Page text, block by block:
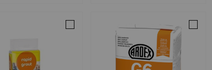
GROUT Jämför FOGMASSA RAPID GROUT Jämför